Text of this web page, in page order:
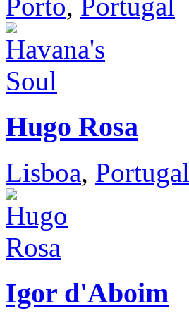
Porto, Portugal
Hugo Rosa
Lisboa, Portugal
Igor d'Aboim